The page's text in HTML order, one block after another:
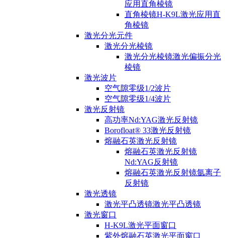
应用直角棱镜
直角棱镜H-K9L激光应用直
角棱镜
激光分光元件
激光分光棱镜
激光分光棱镜激光偏振分光
棱镜
激光波片
空气隙零级1/2波片
空气隙零级1/4波片
激光反射镜
高功率Nd:YAG激光反射镜
Borofloat® 33激光反射镜
熔融石英激光反射镜
熔融石英激光反射镜
Nd:YAG反射镜
熔融石英激光反射镜氩离子
反射镜
激光透镜
激光平凸透镜激光平凸透镜
激光窗口
H-K9L激光平面窗口
紫外熔融石英激光平面窗口